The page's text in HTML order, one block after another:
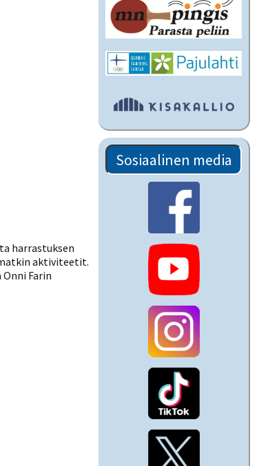
harrastuksen
aktiviteetit.
Farin
Sosiaalinen media